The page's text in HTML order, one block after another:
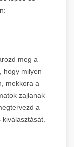
meg a
hogy milyen
mekkora a
zajlanak
a